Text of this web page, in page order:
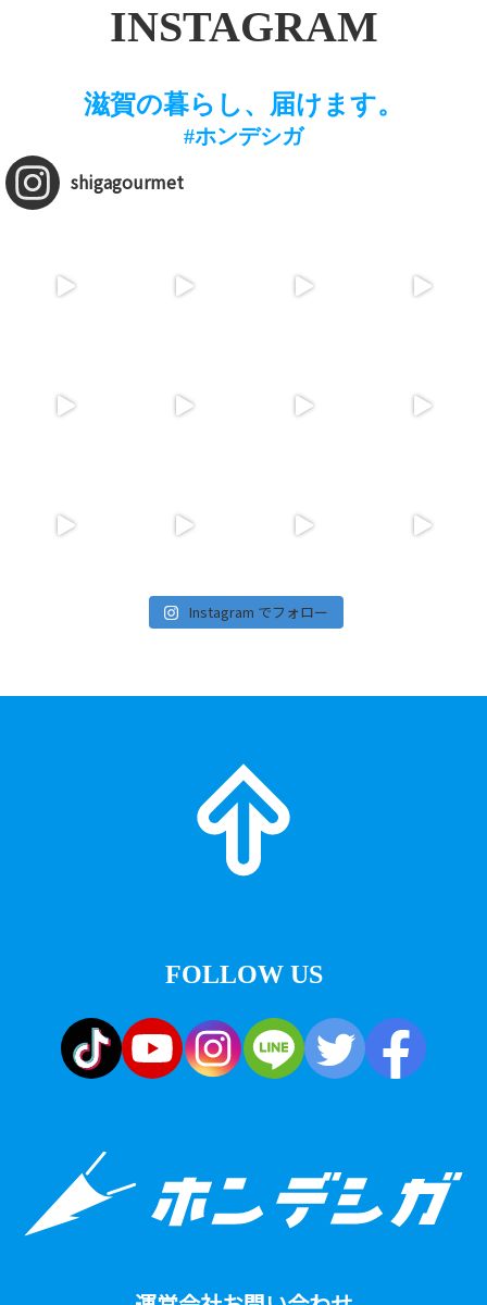
INSTAGRAM
滋賀の暮らし、届けます。
#ホンデシガ
shigagourmet
Instagram でフォロー
FOLLOW US